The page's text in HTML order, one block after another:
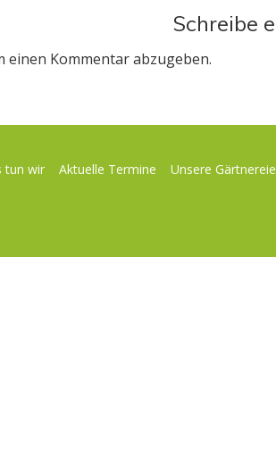
Schreibe
einen Kommentar abzugeben.
tun wir Aktuelle Termine Unsere